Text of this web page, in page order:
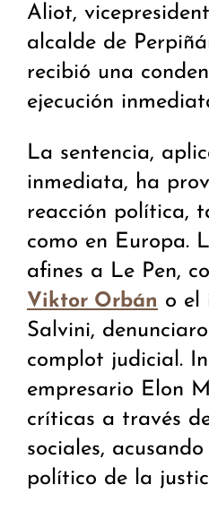
Aliot,
alcalde de
recibió una
ejecución
La sentencia,
inmediata, ha
reacción política,
como en Europa.
afines a Le Pen,
Viktor Orbán o el
Salvini,
complot judicial.
empresario Elon
críticas a través
sociales,
político de la